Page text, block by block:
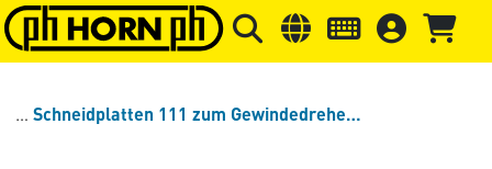
Springe zu Hauptinhalt Springe zum Header Springe
Schneidplatten 111 zum Gewindedrehen, Vollprofil